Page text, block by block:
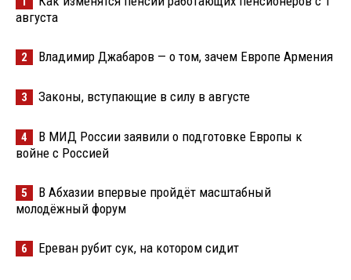
августа
2 Владимир Джабаров — о том, зачем Европе Армения
3 Законы, вступающие в силу в августе
4
В МИД России заявили о подготовке Европы к
войне с Россией
5
В Абхазии впервые пройдёт масштабный
молодёжный форум
6 Ереван рубит сук, на котором сидит